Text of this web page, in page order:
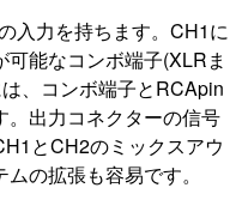
入力を持ちます。CH1に
能なコンボ端子(XLRま
、コンボ端子とRCApin
。出力コネクターの信号
とCH2のミックスアウ
の拡張も容易です。